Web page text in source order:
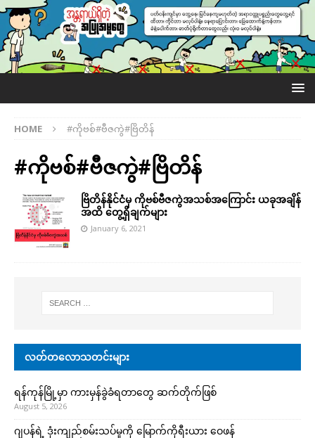
HOME #ကိုဗစ်#ဗီဇကွဲ#ဗြိတိန်
#ကိုဗစ်#ဗီဇကွဲ#ဗြိတိန်
ဗြိတိန်နိုင်ငံမှ ကိုဗစ်ဗီဇကွဲအသစ်အကြောင်း ယခုအချိန်
အထိ တွေ့ရှိချက်များ
January 6, 2021
လတ်တလောသတင်းများ
ရန်ကုန်မြို့မှာ ကားမှန်ခွဲခံရတာတွေ ဆက်တိုက်ဖြစ်
August 5, 2026
ဂျပန်ရဲ့ ဒုံးကျည်စမ်းသပ်မှုကို မြောက်ကိုရီးယား ဝေဖန်